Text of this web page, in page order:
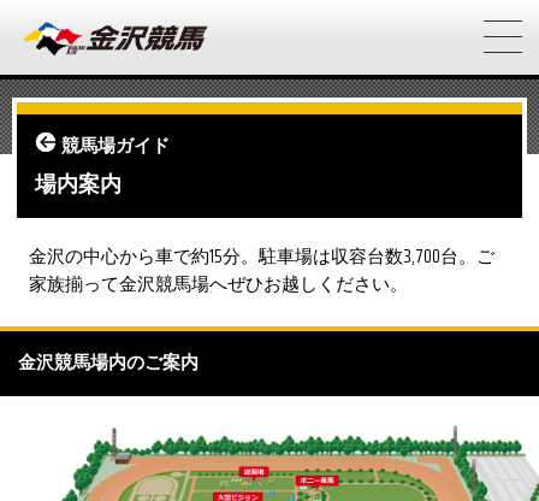
競馬場ガイド
場内案内
金沢の中心から車で約15分。駐車場は収容台数3,700台。ご
家族揃って金沢競馬場へぜひお越しください。
金沢競馬場内のご案内